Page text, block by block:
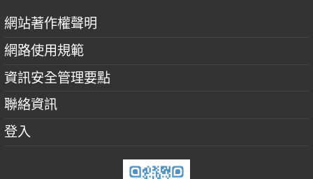
網站著作權聲明
網路使用規範
資訊安全管理要點
聯絡資訊
登入